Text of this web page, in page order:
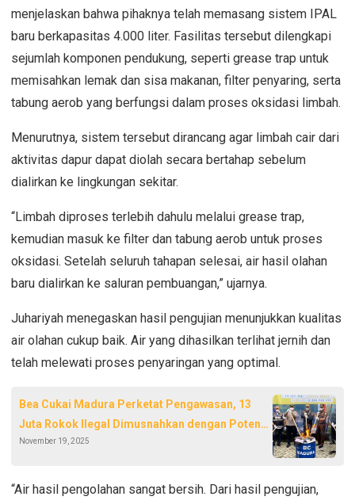
menjelaskan bahwa pihaknya telah memasang sistem IPAL
baru berkapasitas 4.000 liter. Fasilitas tersebut dilengkapi
sejumlah komponen pendukung, seperti grease trap untuk
memisahkan lemak dan sisa makanan, filter penyaring, serta
tabung aerob yang berfungsi dalam proses oksidasi limbah.
Menurutnya, sistem tersebut dirancang agar limbah cair dari
aktivitas dapur dapat diolah secara bertahap sebelum
dialirkan ke lingkungan sekitar.
“Limbah diproses terlebih dahulu melalui grease trap,
kemudian masuk ke filter dan tabung aerob untuk proses
oksidasi. Setelah seluruh tahapan selesai, air hasil olahan
baru dialirkan ke saluran pembuangan,” ujarnya.
Juhariyah menegaskan hasil pengujian menunjukkan kualitas
air olahan cukup baik. Air yang dihasilkan terlihat jernih dan
telah melewati proses penyaringan yang optimal.
Bea Cukai Madura Perketat Pengawasan, 13
Juta Rokok Ilegal Dimusnahkan dengan Potensi
Kerugian Rp18,7 Miliar
November 19, 2025
“Air hasil pengolahan sangat bersih. Dari hasil pengujian,